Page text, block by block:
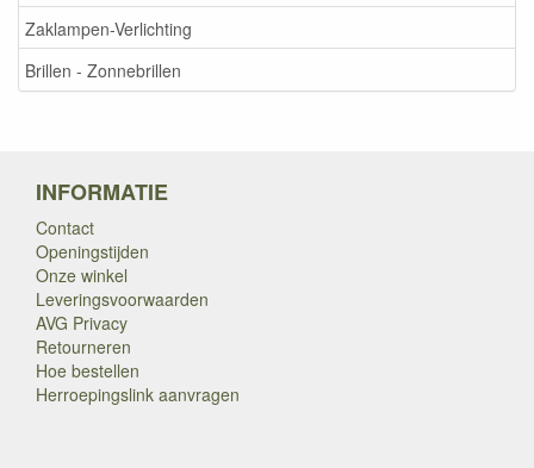
Zaklampen-Verlichting
Brillen - Zonnebrillen
INFORMATIE
Contact
Openingstijden
Onze winkel
Leveringsvoorwaarden
AVG Privacy
Retourneren
Hoe bestellen
Herroepingslink aanvragen